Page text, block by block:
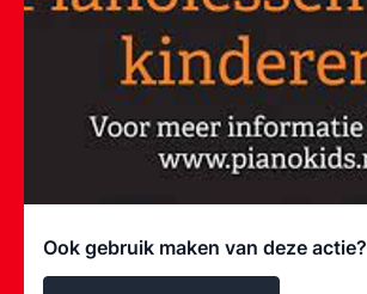
Ook gebruik maken van deze actie?